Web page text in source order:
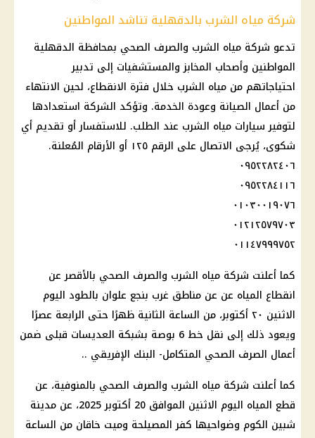
شركة مياه الشرب بالدقهلية تناشد المواطنين
تدعو شركة مياه الشرب والصرف الصحي بمحافظة الدقهلية
المواطنين وأصحاب المخابز والمستشفيات إلى تدبير
احتياجاتهم من مياه الشرب خلال فترة الانقطاع، لحين الانتهاء
من أعمال الصيانة وعودة الخدمة. وتؤكد الشركة استعدادها
لتوفير سيارات مياه الشرب عند الطلب. للاستفسار أو تقديم أي
شكوى، يُرجى الاتصال على الرقم ١٢٥ أو الأرقام المُعلنة.
٠٩٥٢٢٨٢٤٠٦
٠٩٥٢٢٨٤١١٦
٠١٠٣٠٠١٩٠٧٦
٠١٢١٢٥٧٩٧٠٣
٠١١٤٧٩٩٩٧٥٢
كما أعلنت شركة مياه الشرب والصرف الصحي بالأقصر عن
انقطاع المياه عن عن مناطق غرب بنجع علوان بالطود اليوم
الاثنين ٢٠ أكتوبر، من الساعة الثانية ظهرًا حتى الرابعة عصرًا
ويعود ذلك إلى نقل خط 6 بوصة بشبكة العديسات قبلى ضمن
أعمال الصرف الصحي المتكامل- البنك الإفريقي ..
كما أعلنت شركة مياه الشرب والصرف الصحي بالمنوفية، عن
قطع المياه اليوم الاثنين الموافق 20 أكتوبر 2025، عن مدينة
شبين الكوم وضواحيها كفر المصيلحة وميت خاقان من الساعة